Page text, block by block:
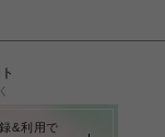
&利用で